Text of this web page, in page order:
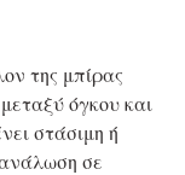
της μπίρας
όγκου και
στάσιμη ή
σε